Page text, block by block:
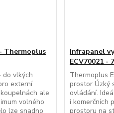
Thermoplus
do vlkých
externí
ale
volného
lze snadno
Infrapanel
ECV70021 -
Thermoplus
prostor Úzký
ovládání.
i komerčních
prostoru na